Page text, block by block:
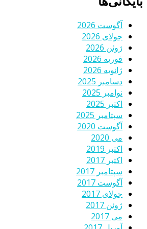
آگوست 2026
جولای 2026
ژوئن 2026
فوریه 2026
ژانویه 2026
دسامبر 2025
نوامبر 2025
اکتبر 2025
سپتامبر 2025
آگوست 2020
می 2020
اکتبر 2019
اکتبر 2017
سپتامبر 2017
آگوست 2017
جولای 2017
ژوئن 2017
می 2017